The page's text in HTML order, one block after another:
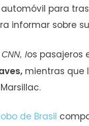
para
informar sobre
CNN, los pasajeros
mientras que
de Brasil